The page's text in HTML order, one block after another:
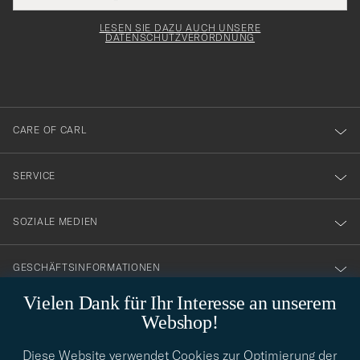
Vielen Dank für Ihr Interesse an unserem
Webshop!
Diese Website verwendet Cookies zur Optimierung der
Adresse
för
dig
till
vårt
nyhetsbrev!
LESEN SIE DAZU AUCH UNSERE
DATENSCHUTZVERORDNUNG
CARE OF CARL
SERVICE
SOZIALE MEDIEN
GESCHÄFTSINFORMATIONEN